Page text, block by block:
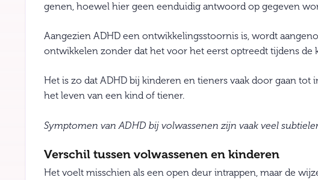
genen, hoewel hier geen eenduidig antwoord op gegeven
Aangezien ADHD een ontwikkelingsstoornis is, wordt
ontwikkelen zonder dat het voor het eerst optreedt tijdens de
Het is zo dat ADHD bij kinderen en tieners vaak door gaan
het leven van een kind of tiener.
Symptomen van ADHD bij volwassenen zijn vaak veel
Verschil tussen volwassenen en kinderen
Het voelt misschien als een open deur intrappen, maar de